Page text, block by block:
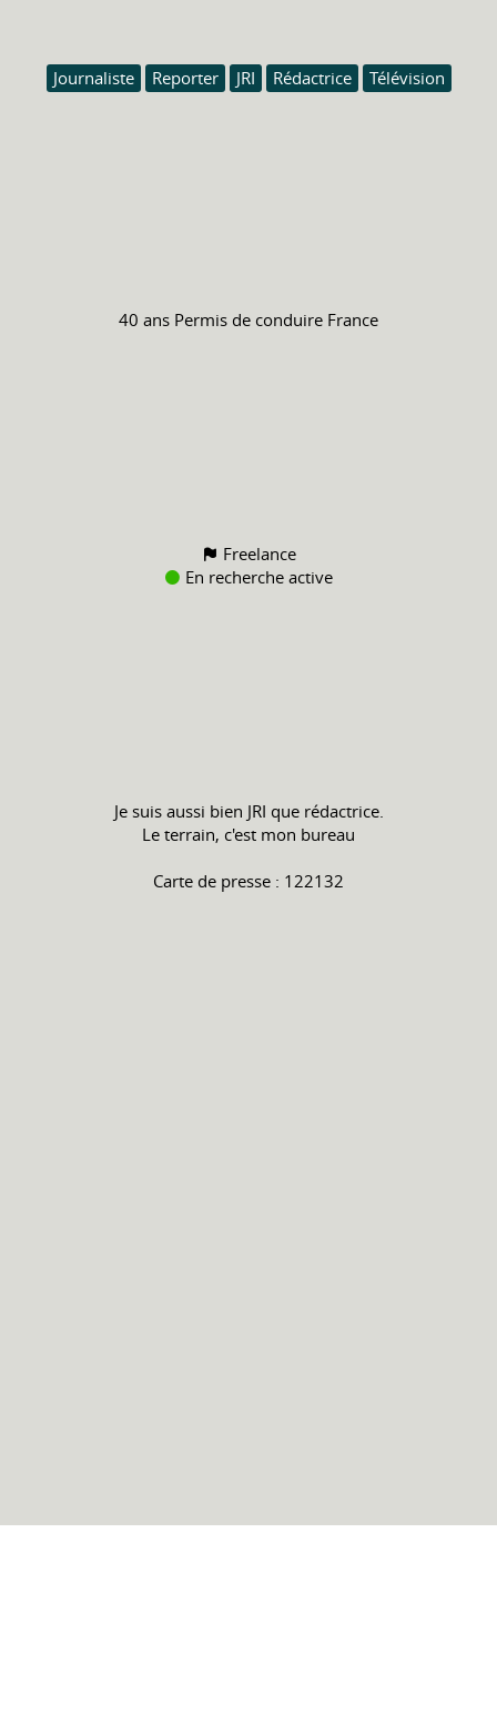
Journaliste Reporter JRI Rédactrice Télévision
40 ans Permis de conduire France
Freelance
En recherche active
Je suis aussi bien JRI que rédactrice.
Le terrain, c'est mon bureau
Carte de presse : 122132